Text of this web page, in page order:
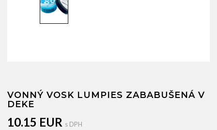
VONNÝ VOSK LUMPIES ZABABUŠENÁ V
DEKE
10.15 EUR s DPH